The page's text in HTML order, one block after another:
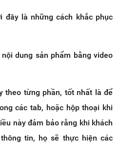
đây là những cách khắc phục
dung sản phẩm bằng video
theo từng phần, tốt nhất là để
các tab, hoặc hộp thoại khi
này đảm bảo rằng khi khách
tin, họ sẽ thực hiện các